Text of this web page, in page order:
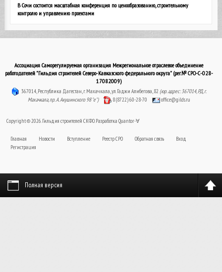
В Сочи состоится масштабная конференция по ценообразованию, строительному
контролю и управлению проектами
Ассоциация Саморегулируемая организация Межрегиональное отраслевое объединение
работодателей "Гильдия строителей Северо-Кавказского федерального округа" (рег.№ СРО-С-028-
17082009)
367014, Республика Дагестан, г. Махачкала, ул. Гаджи Алибегова, 82 (юр. адрес: 367014, РД, г.
Махачкала, пр. А. Акушинского 98 "е")
8 (8722) 60-28-70 office@gilds.ru
Copyright © 2026. Гильдия строителей СКФО. Разработка Quantor-∀
Главная Новости Вступление Реестр СРО Обратная связь
Вход
Регистрация
Полная версия